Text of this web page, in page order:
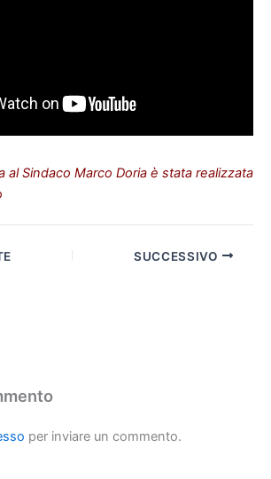
al Sindaco Marco Doria è stata realizzata
SUCCESSIVO
per inviare un commento.